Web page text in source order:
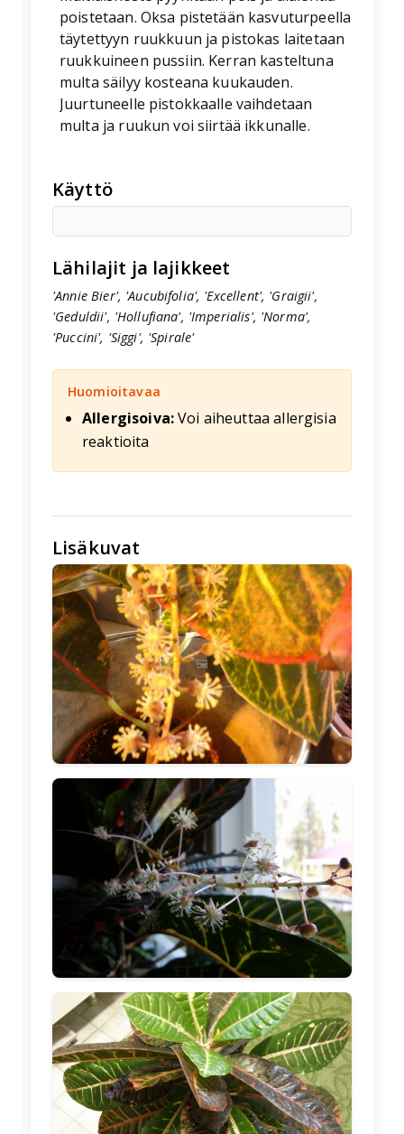
poistetaan. Oksa pistetään kasvuturpeella
täytettyyn ruukkuun ja pistokas laitetaan
ruukkuineen pussiin. Kerran kasteltuna
multa säilyy kosteana kuukauden.
Juurtuneelle pistokkaalle vaihdetaan
multa ja ruukun voi siirtää ikkunalle.
Käyttö
Lähilajit ja lajikkeet
'Annie Bier', 'Aucubifolia', 'Excellent', 'Graigii',
'Geduldii', 'Hollufiana', 'Imperialis', 'Norma',
'Puccini', 'Siggi', 'Spirale'
Huomioitavaa
Allergisoiva:Voi aiheuttaa allergisia
reaktioita
Lisäkuvat
🖼️
🖼️
🖼️